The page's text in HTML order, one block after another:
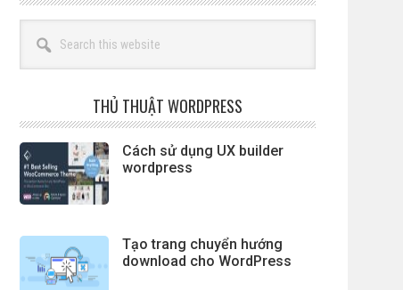
this
website
THỦ THUẬT WORDPRESS
Cách sử dụng UX builder
wordpress
Tạo trang chuyển hướng
download cho WordPress